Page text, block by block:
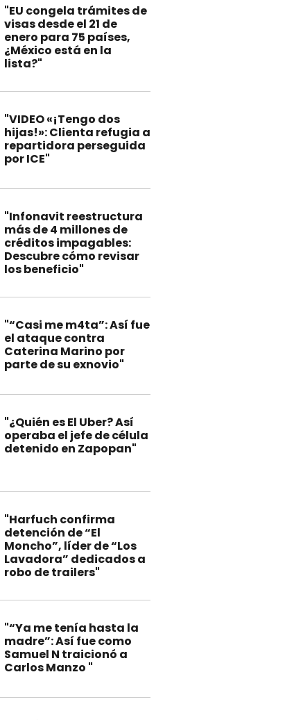
"EU congela trámites de
visas desde el 21 de
enero para 75 países,
¿México está en la
lista?"
"VIDEO «¡Tengo dos
hijas!»: Clienta refugia a
repartidora perseguida
por ICE"
"Infonavit reestructura
más de 4 millones de
créditos impagables:
Descubre cómo revisar
los beneficio"
"“Casi me m4ta”: Así fue
el ataque contra
Caterina Marino por
parte de su exnovio"
"¿Quién es El Uber? Así
operaba el jefe de célula
detenido en Zapopan"
"Harfuch confirma
detención de “El
Moncho”, líder de “Los
Lavadora” dedicados a
robo de trailers"
"“Ya me tenía hasta la
madre”: Así fue como
Samuel N traicionó a
Carlos Manzo "